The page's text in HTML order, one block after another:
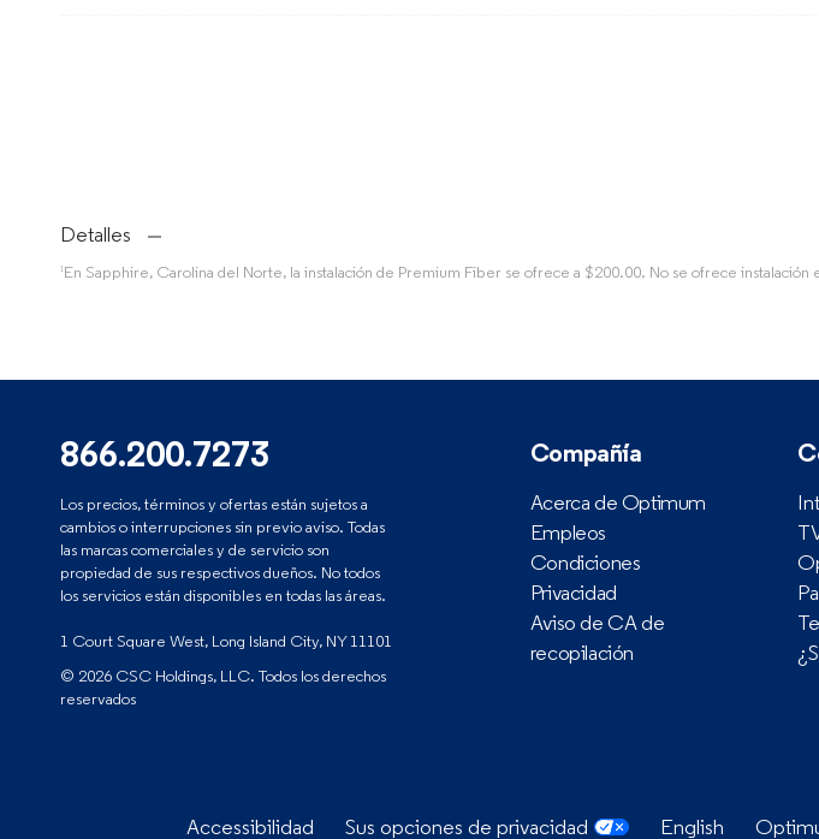
Detalles
1En Sapphire, Carolina del Norte, la instalación de Premium Fiber se ofrece a $200.00. No se ofrece instalación
866.200.7273
Los precios, términos y ofertas están sujetos a
cambios o interrupciones sin previo aviso. Todas
las marcas comerciales y de servicio son
propiedad de sus respectivos dueños. No todos
los servicios están disponibles en todas las áreas.
1 Court Square West, Long Island City, NY 11101
© 2026 CSC Holdings, LLC. Todos los derechos
reservados
Compañía
Acerca de Optimum
Empleos
Condiciones
Privacidad
Aviso de CA de
recopilación
Accessibilidad Sus opciones de privacidad English